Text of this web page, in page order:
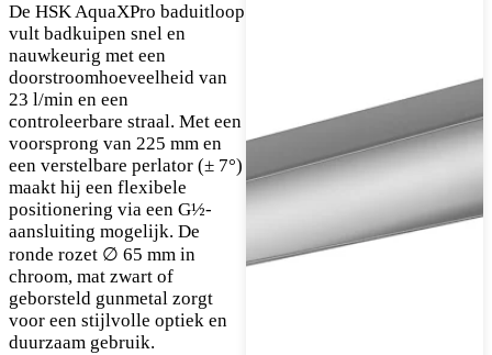
De HSK AquaXPro baduitloop
vult badkuipen snel en
nauwkeurig met een
doorstroomhoeveelheid van
23 l/min en een
controleerbare straal. Met een
voorsprong van 225 mm en
een verstelbare perlator (± 7°)
maakt hij een flexibele
positionering via een G½-
aansluiting mogelijk. De
ronde rozet ∅ 65 mm in
chroom, mat zwart of
geborsteld gunmetal zorgt
voor een stijlvolle optiek en
duurzaam gebruik.